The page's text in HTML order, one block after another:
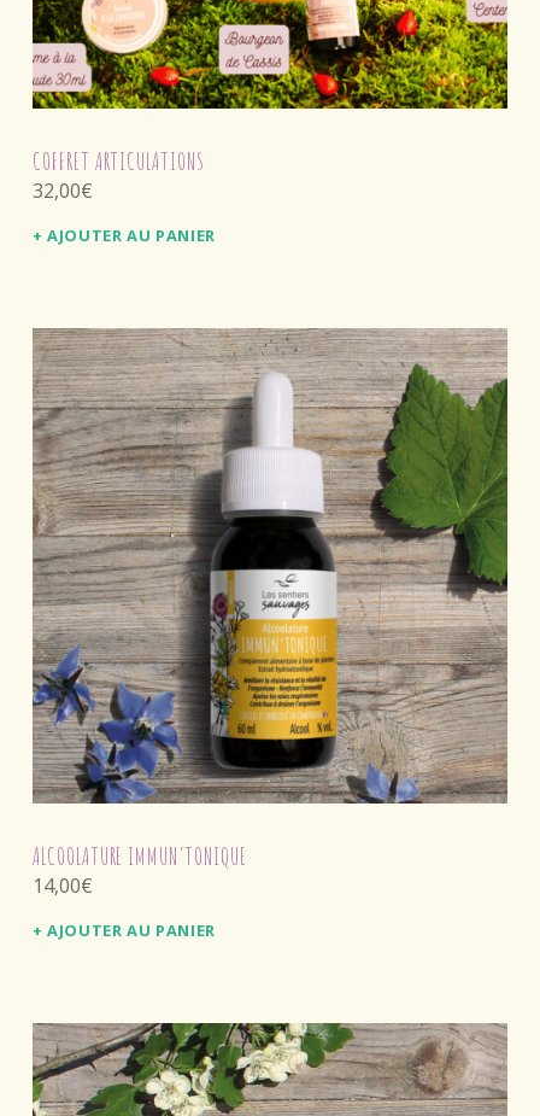
COFFRET ARTICULATIONS
32,00€
AJOUTER AU PANIER
ALCOOLATURE IMMUN’TONIQUE
14,00€
AJOUTER AU PANIER
Ce produit a plusieurs variations. Les options peuvent être choisies sur la page du produit